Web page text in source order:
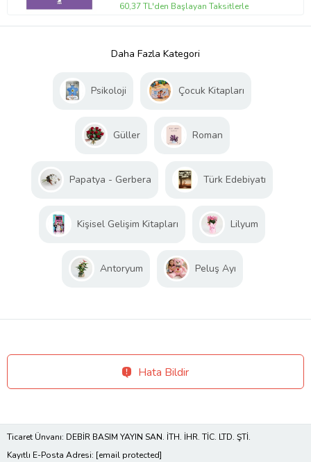
60,37 TL'den Başlayan Taksitlerle
Daha Fazla Kategori
Psikoloji Çocuk Kitapları
Güller Roman
Papatya - Gerbera Türk Edebiyatı
Kişisel Gelişim Kitapları Lilyum
Antoryum Peluş Ayı
Hata Bildir
Ticaret Ünvanı: DEBİR BASIM YAYIN SAN. İTH. İHR. TİC. LTD. ŞTİ.
Kayıtlı E-Posta Adresi: [email protected]